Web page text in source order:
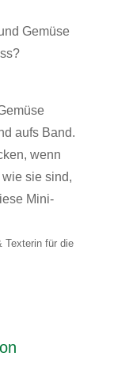
Gemüse
aufs Band.
wenn
sie sind,
Mini-
Texterin für die